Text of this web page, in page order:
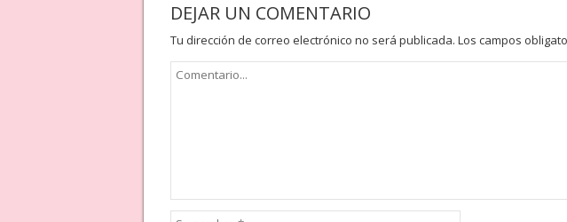
DEJAR UN COMENTARIO
Tu dirección de correo electrónico no será publicada. Los campos